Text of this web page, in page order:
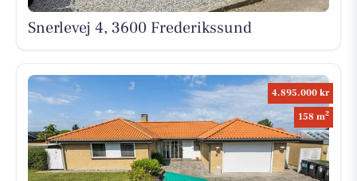
Snerlevej 4, 3600 Frederikssund
4.895.000 kr
158 m2